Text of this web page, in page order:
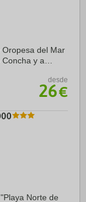
del Mar
y a
...
desde
26€
Norte de